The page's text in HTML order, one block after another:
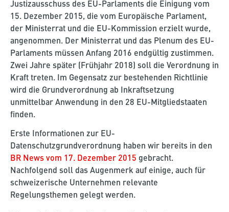
Justizausschuss des EU-Parlaments die Einigung vom
15. Dezember 2015, die vom Europäische Parlament,
der Ministerrat und die EU-Kommission erzielt wurde,
angenommen. Der Ministerrat und das Plenum des EU-
Parlaments müssen Anfang 2016 endgültig zustimmen.
Zwei Jahre später (Frühjahr 2018) soll die Verordnung in
Kraft treten. Im Gegensatz zur bestehenden Richtlinie
wird die Grundverordnung ab Inkraftsetzung
unmittelbar Anwendung in den 28 EU-Mitgliedstaaten
finden.
Erste Informationen zur EU-
Datenschutzgrundverordnung haben wir bereits in den
BR News vom 17. Dezember 2015 gebracht.
Nachfolgend soll das Augenmerk auf einige, auch für
schweizerische Unternehmen relevante
Regelungsthemen gelegt werden.